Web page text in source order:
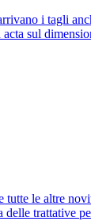
i tagli
sul
le altre
delle trattative